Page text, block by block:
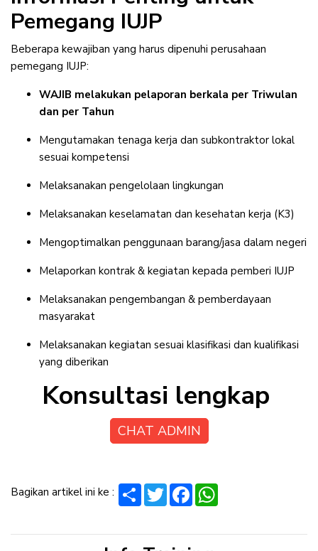
Pemegang IUJP
Beberapa kewajiban yang harus dipenuhi perusahaan
pemegang IUJP:
WAJIB melakukan pelaporan berkala per Triwulan
dan per Tahun
Mengutamakan tenaga kerja dan subkontraktor lokal
sesuai kompetensi
Melaksanakan pengelolaan lingkungan
Melaksanakan keselamatan dan kesehatan kerja (K3)
Mengoptimalkan penggunaan barang/jasa dalam negeri
Melaporkan kontrak & kegiatan kepada pemberi IUJP
Melaksanakan pengembangan & pemberdayaan
masyarakat
Melaksanakan kegiatan sesuai klasifikasi dan kualifikasi
yang diberikan
Konsultasi lengkap
CHAT ADMIN
Bagikan artikel ini ke : Share TwitterFacebook